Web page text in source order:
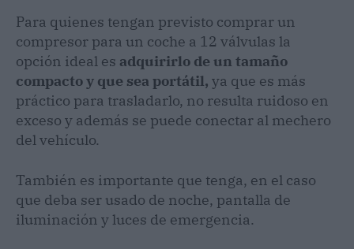
Para quienes tengan previsto comprar un
compresor para un coche a 12 válvulas la
opción ideal es adquirirlo de un tamaño
compactoy que sea portátil, ya que es más
práctico para trasladarlo, no resulta ruidoso en
exceso y además se puede conectar al mechero
del vehículo.
También es importante que tenga, en el caso
que deba ser usado de noche, pantalla de
iluminación y luces de emergencia.